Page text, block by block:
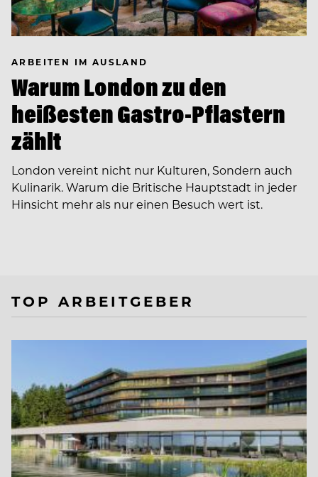
ARBEITEN IM AUSLAND
Warum London zu den
heißesten Gastro-Pflastern
zählt
London vereint nicht nur Kulturen, Sondern auch
Kulinarik. Warum die Britische Hauptstadt in jeder
Hinsicht mehr als nur einen Besuch wert ist.
TOP ARBEITGEBER